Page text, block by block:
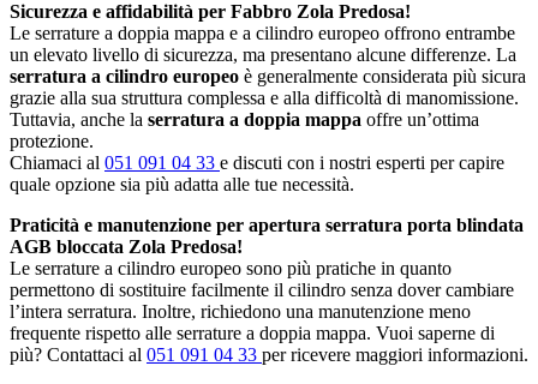
Sicurezza e affidabilità per Fabbro Zola Predosa!
Le serrature a doppia mappa e a cilindro europeo offrono entrambe
un elevato livello di sicurezza, ma presentano alcune differenze. La
serratura a cilindro europeo è generalmente considerata più sicura
grazie alla sua struttura complessa e alla difficoltà di manomissione.
Tuttavia, anche la serratura a doppia mappa offre un’ottima
protezione.
Chiamaci al 051 091 04 33 e discuti con i nostri esperti per capire
quale opzione sia più adatta alle tue necessità.
Praticità e manutenzione per apertura serratura porta blindata
AGB bloccata Zola Predosa!
Le serrature a cilindro europeo sono più pratiche in quanto
permettono di sostituire facilmente il cilindro senza dover cambiare
l’intera serratura. Inoltre, richiedono una manutenzione meno
frequente rispetto alle serrature a doppia mappa. Vuoi saperne di
più? Contattaci al 051 091 04 33 per ricevere maggiori informazioni.